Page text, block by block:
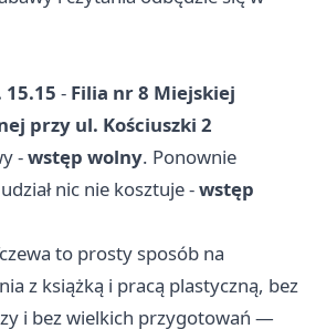
15.15 - Filia nr 8 Miejskiej
przy ul. Kościuszki 2
-wstęp wolny. Ponownie
nic nie kosztuje -wstęp
to prosty sposób na
z książką i pracą plastyczną, bez
i bez wielkich przygotowań —